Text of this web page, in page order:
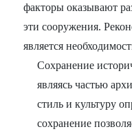
факторы оказывают
эти сооружения.
является
Сохранение
являясь частью
стиль и культуру
сохранение